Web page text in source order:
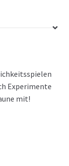
Experimente
mit!